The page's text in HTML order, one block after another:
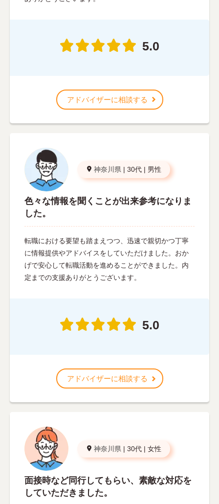
5.0
アドバイザーに相談する
神奈川県 | 30代 | 男性
色々な情報を聞くことが出来参考になりま
した。
転職における要望も踏まえつつ、迅速で親切かつ丁寧
に情報提供やアドバイスをしていただけました。おか
げで安心して転職活動を進めることができました。内
定までの支援ありがとうございます。
5.0
アドバイザーに相談する
神奈川県 | 30代 | 女性
面接時など同行してもらい、素敵な対応を
していただきました。